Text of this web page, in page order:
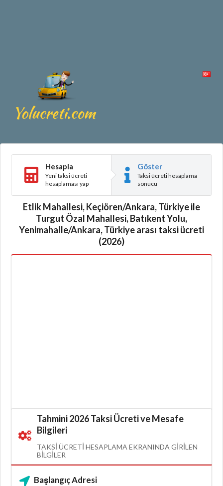
Hesapla
Yeni taksi ücreti
hesaplaması yap
Göster
Taksi ücreti hesaplama
sonucu
Etlik Mahallesi, Keçiören/Ankara, Türkiye ile
Turgut Özal Mahallesi, Batıkent Yolu,
Yenimahalle/Ankara, Türkiye arası taksi ücreti
(2026)
Tahmini 2026 Taksi Ücreti ve Mesafe
Bilgileri
TAKSI ÜCRETI HESAPLAMA EKRANINDA GIRILEN
BILGILER
Başlangıç Adresi